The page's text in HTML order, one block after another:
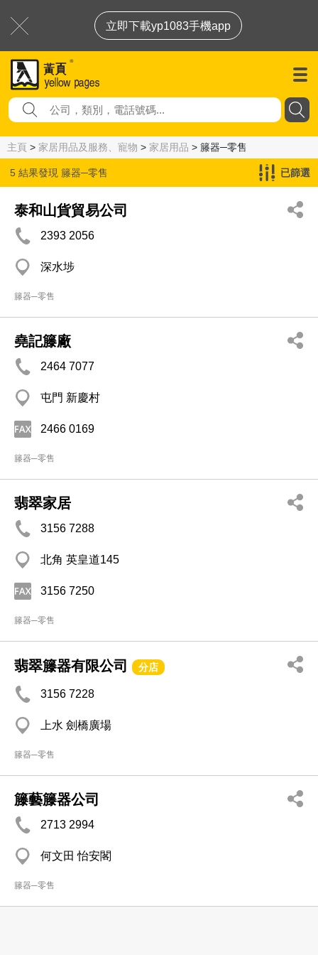
立即下載yp1083手機app
主頁 > 家居用品及服務、寵物 > 家居用品 > 籐器─零售
5 結果發現 籐器─零售 已篩選
泰和山貨貿易公司
2393 2056
深水埗
籐器─零售
堯記籐廠
2464 7077
屯門 新慶村
2466 0169
籐器─零售
翡翠家居
3156 7288
北角 英皇道145
3156 7250
籐器─零售
翡翠籐器有限公司 分店
3156 7228
上水 劍橋廣場
籐器─零售
籐藝籐器公司
2713 2994
何文田 怡安閣
籐器─零售